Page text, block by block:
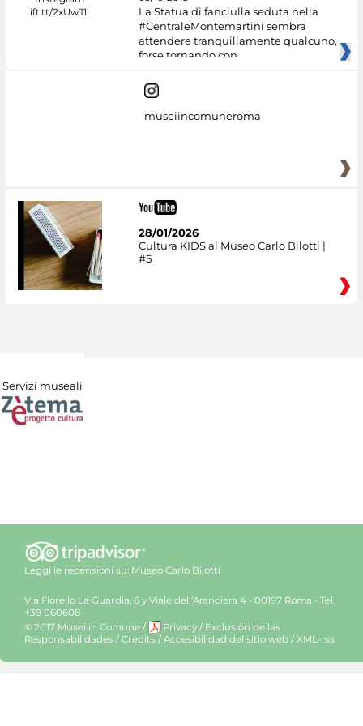
La Statua di fanciulla seduta nella
#CentraleMontemartini sembra
attendere tranquillamente qualcuno,
forse tornando con
museiincomuneroma
28/01/2026
Cultura KIDS al Museo Carlo Bilotti |
#5
Servizi museali
Leggi le recensioni su: Museo Carlo Bilotti
Via Fiorello La Guardia, 6 y Viale dell’Aranciera 4 - 00197 Roma - Tel.
+39 060608
© 2017 Musei in Comune / Privacy / Exclusiòn de las
Responsabilidades / Credits / Accesibilidad del sitio web / XML-rss